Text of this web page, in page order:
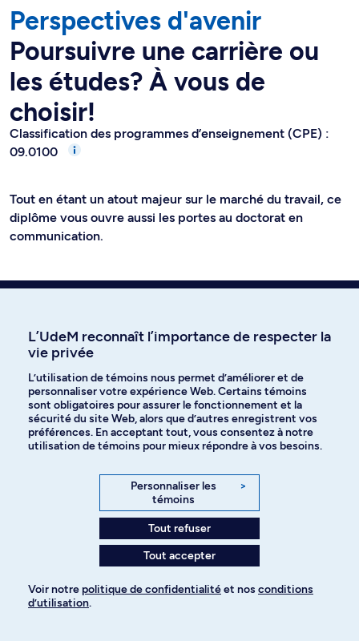
Perspectives d'avenir
Poursuivre une carrière ou
les études? À vous de
choisir!
Classification des programmes d’enseignement (CPE) :
09.0100
Tout en étant un atout majeur sur le marché du travail, ce
diplôme vous ouvre aussi les portes au doctorat en
communication.
Responsable des
publications imprimées,
audiovisuelles ou
électroniques
Recherchiste
L’UdeM reconnaît l’importance de respecter la
vie privée
L’utilisation de témoins nous permet d’améliorer et de
personnaliser votre expérience Web. Certains témoins
sont obligatoires pour assurer le fonctionnement et la
sécurité du site Web, alors que d’autres enregistrent vos
préférences. En acceptant tout, vous consentez à notre
utilisation de témoins pour mieux répondre à vos besoins.
Personnaliser les
témoins
>
Tout refuser
Tout accepter
Voir notre politique de confidentialitéet nos conditions
d’utilisation.